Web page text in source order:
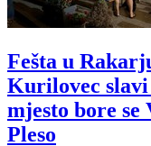
Fešta u
Kurilovec slavi
mjesto bore
Pleso